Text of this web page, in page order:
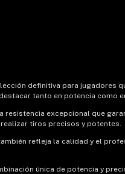
definitiva para jugadores
tanto en potencia como
resistencia excepcional que
tiros precisos y potentes.
refleja la calidad y el
única de potencia y